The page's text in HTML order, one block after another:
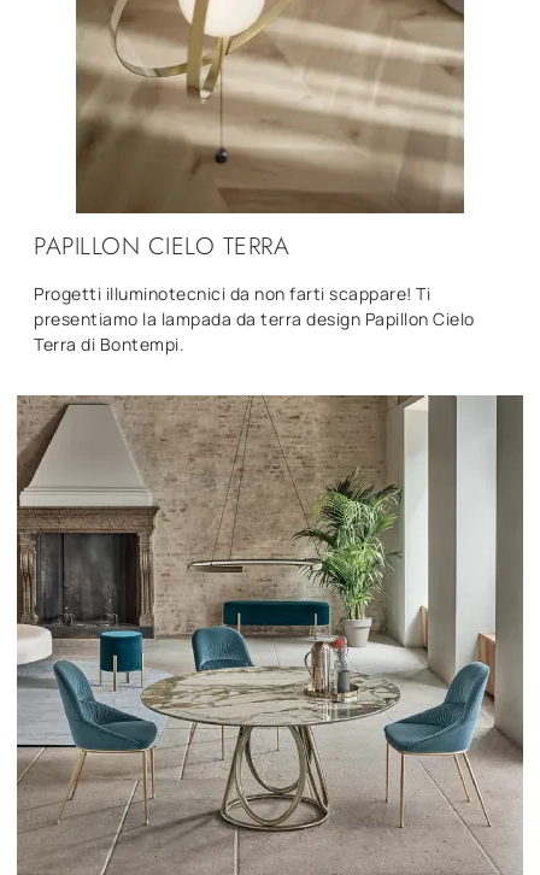
PAPILLON CIELO TERRA
Progetti illuminotecnici da non farti scappare! Ti
presentiamo la lampada da terra design Papillon Cielo
Terra di Bontempi.